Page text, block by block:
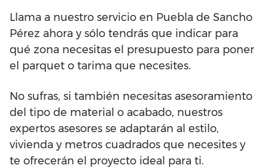
Llama a nuestro servicio en Puebla de Sancho
Pérez ahora y sólo tendrás que indicar para
qué zona necesitas el presupuesto para poner
el parquet o tarima que necesites.
No sufras, si también necesitas asesoramiento
del tipo de material o acabado, nuestros
expertos asesores se adaptarán al estilo,
vivienda y metros cuadrados que necesites y
te ofrecerán el proyecto ideal para ti.